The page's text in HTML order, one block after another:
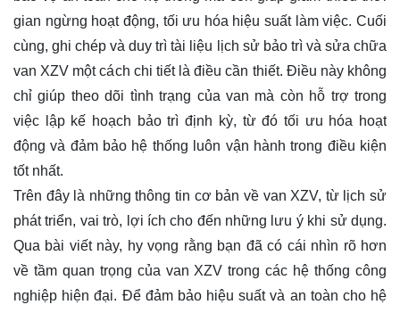
gian ngừng hoạt động, tối ưu hóa hiệu suất làm việc. Cuối
cùng, ghi chép và duy trì tài liệu lịch sử bảo trì và sửa chữa
van XZV một cách chi tiết là điều cần thiết. Điều này không
chỉ giúp theo dõi tình trạng của van mà còn hỗ trợ trong
việc lập kế hoạch bảo trì định kỳ, từ đó tối ưu hóa hoạt
động và đảm bảo hệ thống luôn vận hành trong điều kiện
tốt nhất.
Trên đây là những thông tin cơ bản về van XZV, từ lịch sử
phát triển, vai trò, lợi ích cho đến những lưu ý khi sử dụng.
Qua bài viết này, hy vọng rằng bạn đã có cái nhìn rõ hơn
về tầm quan trọng của van XZV trong các hệ thống công
nghiệp hiện đại. Để đảm bảo hiệu suất và an toàn cho hệ